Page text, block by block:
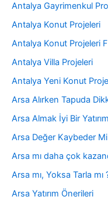
Antalya Gayrimenkul
Antalya Konut Projeleri
Antalya Konut Projeleri
Antalya Villa Projeleri
Antalya Yeni Konut
Arsa Alırken Tapuda
Arsa Almak İyi Bir
Arsa Değer Kaybeder
Arsa mı daha çok
Arsa mı, Yoksa Tarla mı
Arsa Yatırım Önerileri